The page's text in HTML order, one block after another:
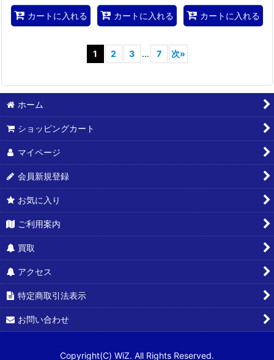
カートに入れる カートに入れる カートに入れる
1 2 3 ... 7 次»
ホーム
ショッピングカート
マイページ
会員新規登録
お気に入り
ご利用案内
買取
アクセス
特定商取引法表示
お問い合わせ
Copyright(C) WiZ. All Rights Reserved.